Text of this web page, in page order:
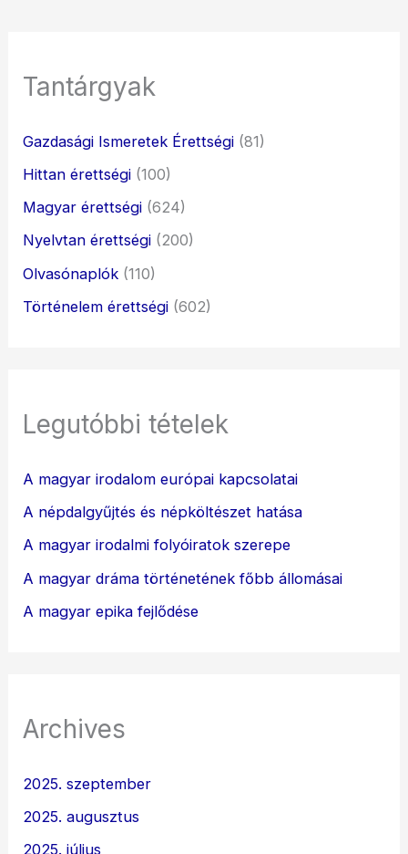
Tantárgyak
Gazdasági Ismeretek Érettségi (81)
Hittan érettségi (100)
Magyar érettségi (624)
Nyelvtan érettségi (200)
Olvasónaplók (110)
Történelem érettségi (602)
Legutóbbi tételek
A magyar irodalom európai kapcsolatai
A népdalgyűjtés és népköltészet hatása
A magyar irodalmi folyóiratok szerepe
A magyar dráma történetének főbb állomásai
A magyar epika fejlődése
Archives
2025. szeptember
2025. augusztus
2025. július